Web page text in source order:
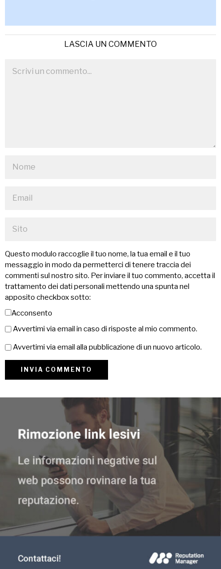
LASCIA UN COMMENTO
Questo modulo raccoglie il tuo nome, la tua email e il tuo
messaggio in modo da permetterci di tenere traccia dei
commenti sul nostro sito. Per inviare il tuo commento, accetta il
trattamento dei dati personali mettendo una spunta nel
apposito checkbox sotto:
Acconsento
Avvertimi via email in caso di risposte al mio commento.
Avvertimi via email alla pubblicazione di un nuovo articolo.